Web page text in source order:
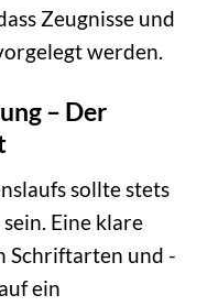
Zeugnisse und
werden.
– Der
sollte stets
Eine klare
Schriftarten und -
ein